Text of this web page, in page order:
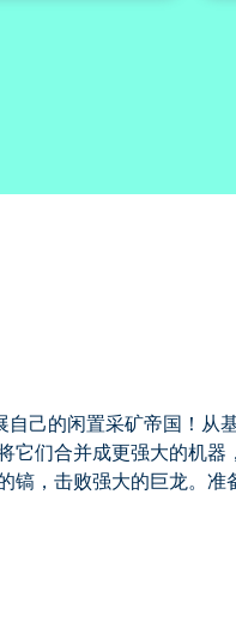
自己的闲置采矿帝国！从
它们合并成更强大的机器
镐，击败强大的巨龙。准
头开始，收集宝贵的资